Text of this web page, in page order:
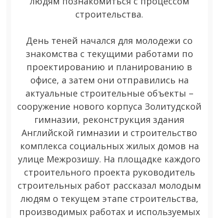
строительства.
День теней начался для молодежи со
знакомства с текущими работами по
проектированию и планированию в
офисе, а затем они отправились на
актуальные строительные объекты –
сооружение нового корпуса Золитудской
гимназии, реконструкция здания
Английской гимназии и строительство
комплекса социальных жилых домов на
улице Межрозишу. На площадке каждого
строительного проекта руководитель
строительных работ рассказал молодым
людям о текущем этапе строительства,
производимых работах и используемых